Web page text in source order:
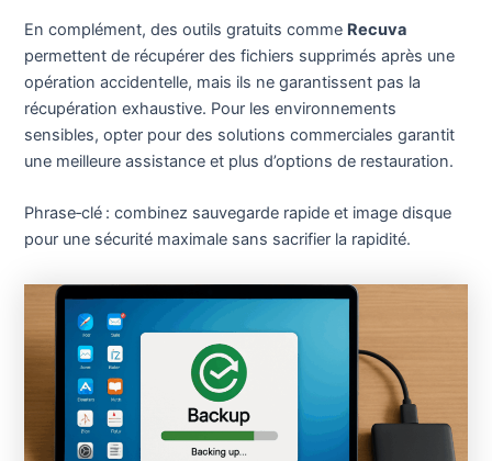
En complément, des outils gratuits comme Recuva
permettent de récupérer des fichiers supprimés après une
opération accidentelle, mais ils ne garantissent pas la
récupération exhaustive. Pour les environnements
sensibles, opter pour des solutions commerciales garantit
une meilleure assistance et plus d’options de restauration.
Phrase‑clé : combinez sauvegarde rapide et image disque
pour une sécurité maximale sans sacrifier la rapidité.